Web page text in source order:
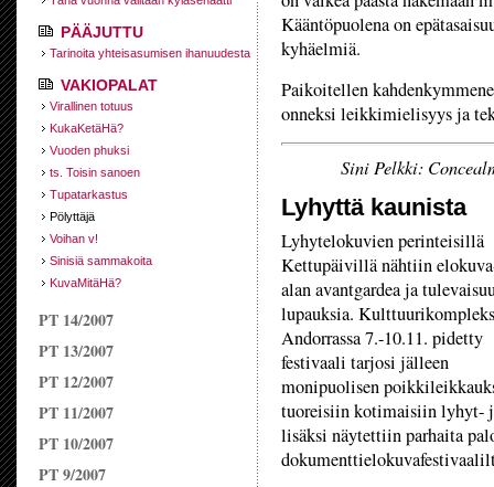
PÄÄJUTTU
Tarinoita yhteisasumisen ihanuudesta
VAKIOPALAT
Virallinen totuus
KukaKetäHä?
Vuoden phuksi
ts. Toisin sanoen
Tupatarkastus
Pölyttäjä
Voihan v!
Sinisiä sammakoita
KuvaMitäHä?
PT 14/2007
PT 13/2007
PT 12/2007
PT 11/2007
PT 10/2007
PT 9/2007
Kääntöpuolena on
kyhäelmiä.
Paikoitellen
onneksi leikkimielisyys ja
Sini Pelkki:
Lyhyttä kaunista
Lyhytelokuvien perinteisillä
Kettupäivillä nähtiin
alan avantgardea ja
lupauksia.
Andorrassa 7.-10.11. pidetty
festivaali tarjosi jälleen
monipuolisen
tuoreisiin kotimaisiin lyhyt-
lisäksi näytettiin parhaita